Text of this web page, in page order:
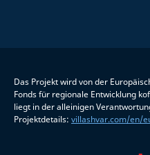
Das Projekt wird von der
Fonds für regionale Entwicklung
liegt in der alleinigen
Projektdetails: villashvar.com/en/